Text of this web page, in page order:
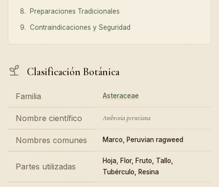
Preparaciones Tradicionales
Contraindicaciones y Seguridad
Clasificación Botánica
Familia Asteraceae
Nombre científico Ambrosia peruviana
Nombres comunes Marco, Peruvian ragweed
Partes utilizadas
Hoja, Flor, Fruto, Tallo,
Tubérculo, Resina